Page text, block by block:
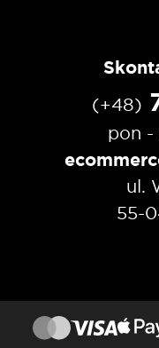
(+48)
pon -
ul.
55-